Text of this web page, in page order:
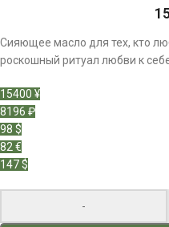
Сияющее масло для тех, кто
роскошный ритуал любви к
15400 ¥
8196 ₽
98 $
82 €
147 $
-